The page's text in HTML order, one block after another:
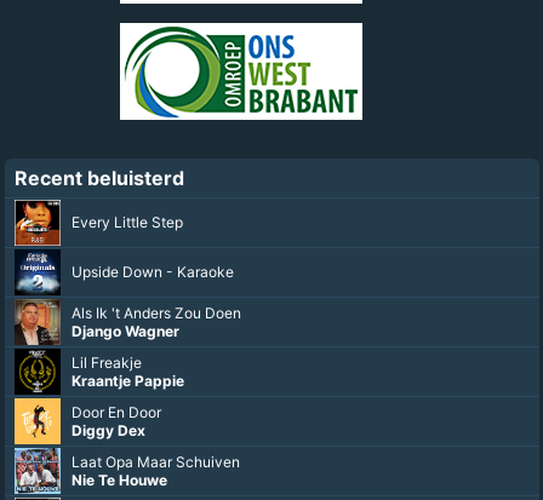
Recent beluisterd
Every Little Step
Upside Down - Karaoke
Als Ik 't Anders Zou Doen
Django Wagner
Lil Freakje
Kraantje Pappie
Door En Door
Diggy Dex
Laat Opa Maar Schuiven
Nie Te Houwe